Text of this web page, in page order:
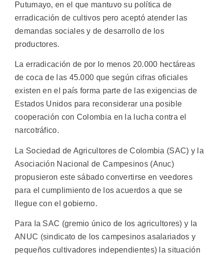
Putumayo, en el que mantuvo su política de
erradicación de cultivos pero aceptó atender las
demandas sociales y de desarrollo de los
productores.
La erradicación de por lo menos 20.000 hectáreas
de coca de las 45.000 que según cifras oficiales
existen en el país forma parte de las exigencias de
Estados Unidos para reconsiderar una posible
cooperación con Colombia en la lucha contra el
narcotráfico.
La Sociedad de Agricultores de Colombia (SAC) y la
Asociación Nacional de Campesinos (Anuc)
propusieron este sábado convertirse en veedores
para el cumplimiento de los acuerdos a que se
llegue con el gobierno.
Para la SAC (gremio único de los agricultores) y la
ANUC (sindicato de los campesinos asalariados y
pequeños cultivadores independientes) la situación